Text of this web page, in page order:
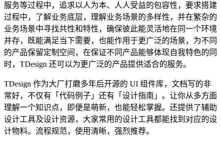
服务等过程中，追求以人为本、人人受益的包容性，要求搭建
过程中，了解业务底层，理解业务场景的多样性，并在繁杂的
业务场景中寻找共性和特性，确保彼此能灵活地在同一个环境
并存，既能满足当下需要，也能作用于更广泛的场景，为不同
的产品保留定制空间，在保证不同产品能够体现自我特色的同
时，TDesign 还可以为更广泛的产品提供适合的服务。
TDesign 作为大厂打磨多年后开源的 UI 组件库，文档写的非
常好，不仅有「代码例子」还有「设计指南」。让你从多方面
理解一个知识点，即便是萌新，也能轻松掌握。还提供了辅助
设计工具及设计资源，大家常用的设计工具都能找到对应的设
计物料。流程规范，使用清晰，强烈推荐。